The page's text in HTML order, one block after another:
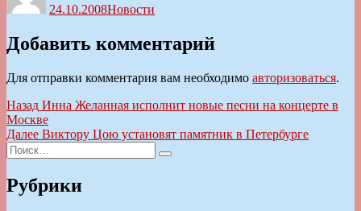
24.10.2008Новости
Добавить комментарий
Для отправки комментария вам необходимо авторизоваться.
Навигация
по
записям
Назад Предыдущая
запись:
Инна Желанная исполнит новые песни на концерте в
Москве
Далее Следующая
Виктору Цою установят памятник в Петербурге
Искать:
Поиск
Рубрики